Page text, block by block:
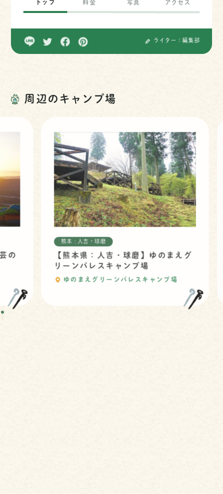
トップ 料金 写真 アクセス
ライター：編集部
周辺のキャンプ場
熊本 : 人吉・球磨
【熊本県：人吉・球磨】ゆのまえグ
リーンパレスキャンプ場
ゆのまえグリーンパレスキャンプ場